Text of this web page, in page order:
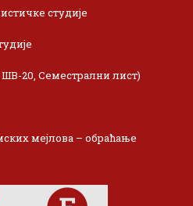
студије
20, Семестрални лист)
мејлова – обраћање